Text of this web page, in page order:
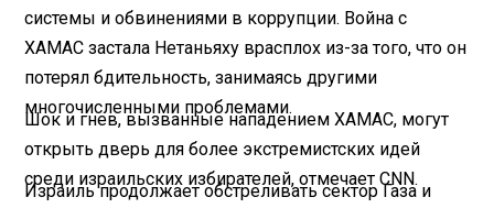
системы и обвинениями в коррупции. Война с
ХАМАС застала Нетаньяху врасплох из-за того, что он
потерял бдительность, занимаясь другими
многочисленными проблемами.
Шок и гнев, вызванные нападением ХАМАС, могут
открыть дверь для более экстремистских идей
среди израильских избирателей, отмечает CNN.
Израиль продолжает обстреливать сектор Газа и